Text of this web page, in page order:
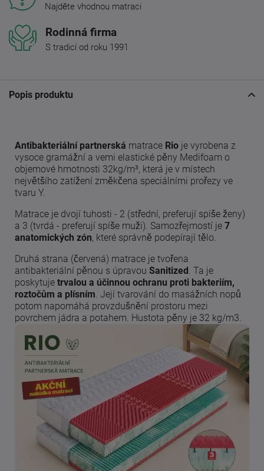
Najděte vhodnou matraci
Rodinná firma
S tradicí od roku 1991
Popis produktu
Antibakteriální partnerská matrace Rio je vyrobena z
vysoce gramážní a vemi elastické pěny Medifoam o
objemové hmotnosti 32kg/m³, která je v místech
největšího zatížení změkčena speciálními prořezy ve
tvaru Y.
Matrace je dvojí tuhosti - 2 (střední, preferují spíše ženy)
a 3 (tvrdá - preferují spíše muži). Samozřejmostí je 7
anatomických zón, které správně podepírají tělo.
Druhá strana (červená) matrace je tvořena
antibakteriální pěnou s úpravou Sanitized . Ta je
poskytuje trvalou a účinnou ochranu proti bakteriím,
roztočům a plísním . Její tvarování do masážních nopů
potom napomáhá provzdušnění prostoru mezi
povrchem jádra a potahem. Hustota pěny je 32 kg/m3.